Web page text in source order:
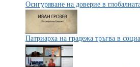
Осигуряване на доверие в
Патриарха на градежа тръгва в